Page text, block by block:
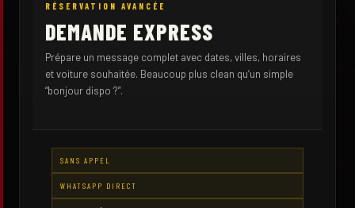
RÉSERVATION AVANCÉE
DEMANDE EXPRESS
Prépare un message complet avec dates, villes, horaires
et voiture souhaitée. Beaucoup plus clean qu’un simple
“bonjour dispo ?”.
SANS APPEL
WHATSAPP DIRECT